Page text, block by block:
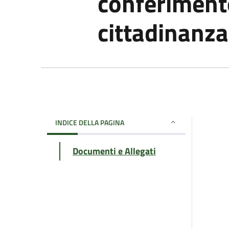
INDICE DELLA PAGINA
Documenti e Allegati